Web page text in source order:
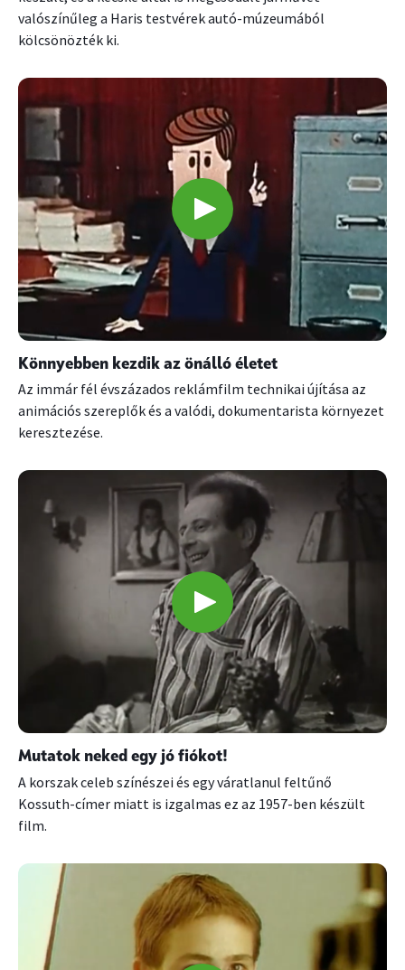
valószínűleg a Haris testvérek autó-múzeumából
kölcsönözték ki.
Könnyebben kezdik az önálló életet
Az immár fél évszázados reklámfilm technikai újítása az
animációs szereplők és a valódi, dokumentarista környezet
keresztezése.
Mutatok neked egy jó fiókot!
A korszak celeb színészei és egy váratlanul feltűnő
Kossuth-címer miatt is izgalmas ez az 1957-ben készült
film.